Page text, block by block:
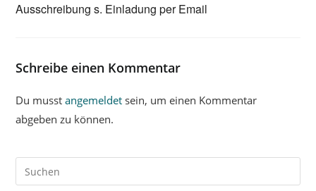
Ausschreibung s. Einladung per Email
Schreibe einen Kommentar
Du musstangemeldet sein, um einen Kommentar
abgeben zu können.